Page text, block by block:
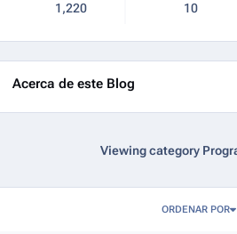
1,220
10
Acerca de este Blog
Viewing category
ORDENAR POR